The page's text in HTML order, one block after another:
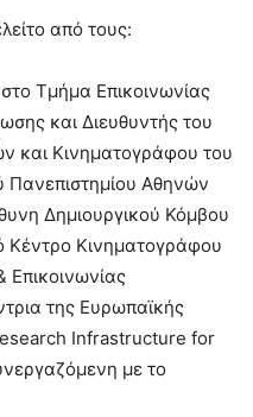
από τους:
Τμήμα Επικοινωνίας
και Διευθυντής του
και Κινηματογράφου του
Πανεπιστημίου Αθηνών
Δημιουργικού Κόμβου
Κέντρο Κινηματογράφου
της Ευρωπαϊκής
Infrastructure for
με το